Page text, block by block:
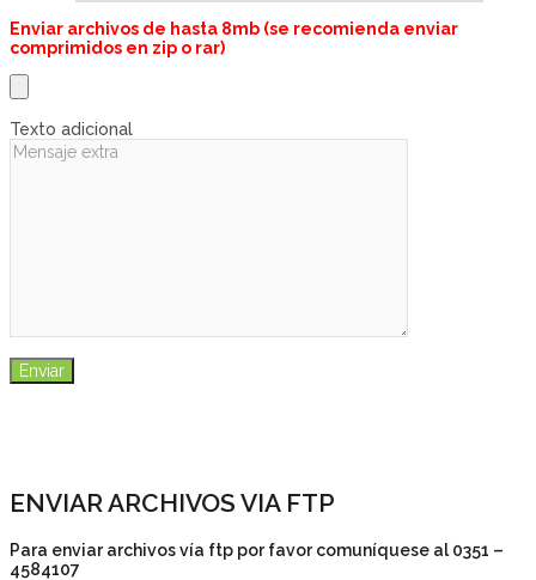
Enviar archivos de hasta 8mb (se recomienda enviar
comprimidos en zip o rar)
Texto adicional
ENVIAR ARCHIVOS VIA FTP
Para enviar archivos vía ftp por favor comuníquese al 0351 –
4584107